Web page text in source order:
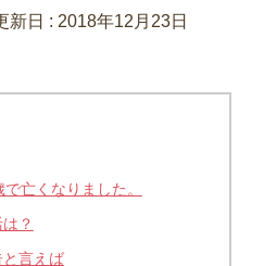
新日 : 2018年12月23日
亡くなりました。
？
言えば